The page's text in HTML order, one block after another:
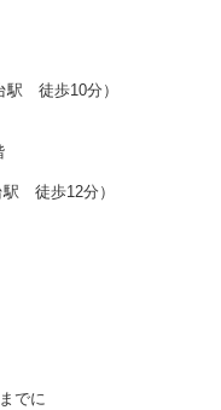
徒歩10分）
徒歩12分）
でに